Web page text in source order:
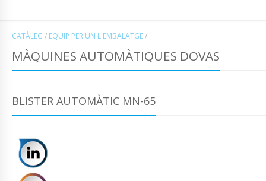
CATÀLEG / EQUIP PER UN L'EMBALATGE/
MÀQUINES AUTOMÀTIQUES DOVAS
BLISTER AUTOMÀTIC MN-65